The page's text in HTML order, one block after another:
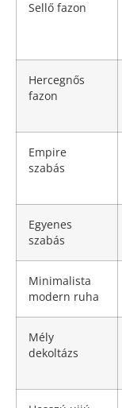
Sellő fazon
Hercegnős
fazon
Empire
szabás
Egyenes
szabás
Minimalista
modern ruha
Mély
dekoltázs